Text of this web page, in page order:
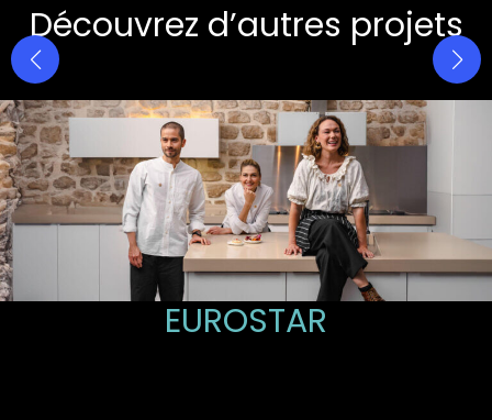
Découvrez d’autres projets
EUROSTAR